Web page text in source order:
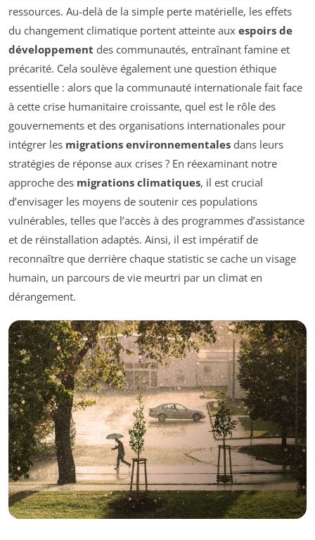
ressources. Au-delà de la simple perte matérielle, les effets
du changement climatique portent atteinte aux espoirs de
développement des communautés, entraînant famine et
précarité. Cela soulève également une question éthique
essentielle : alors que la communauté internationale fait face
à cette crise humanitaire croissante, quel est le rôle des
gouvernements et des organisations internationales pour
intégrer les migrations environnementales dans leurs
stratégies de réponse aux crises ? En réexaminant notre
approche des migrations climatiques, il est crucial
d’envisager les moyens de soutenir ces populations
vulnérables, telles que l’accès à des programmes d’assistance
et de réinstallation adaptés. Ainsi, il est impératif de
reconnaître que derrière chaque statistic se cache un visage
humain, un parcours de vie meurtri par un climat en
dérangement.